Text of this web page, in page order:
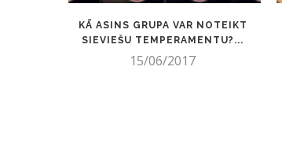
KĀ ASINS GRUPA VAR NOTEIKT
SIEVIEŠU TEMPERAMENTU?...
15/06/2017